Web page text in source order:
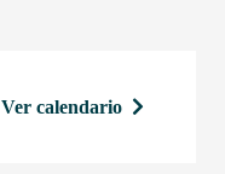
Ver calendario